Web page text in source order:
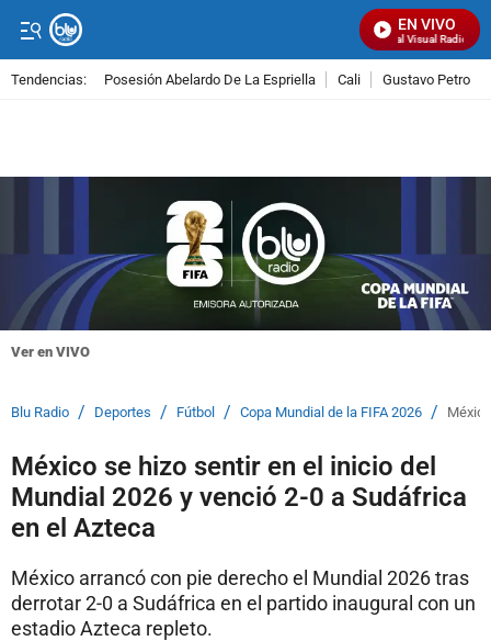
EN VIVO
Señal Visual Radio
Tendencias: Posesión Abelardo De La Espriella Cali Gustavo Petro
Ver en VIVO
Blu Radio / Deportes / Fútbol / Copa Mundial de la FIFA 2026 /
México se hizo sentir en el inicio del
Mundial 2026 y venció 2-0 a Sudáfrica
en el Azteca
México arrancó con pie derecho el Mundial 2026 tras
derrotar 2-0 a Sudáfrica en el partido inaugural con un
estadio Azteca repleto.